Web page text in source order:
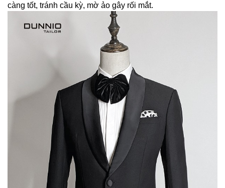
càng tốt, tránh cầu kỳ, mờ ảo gây rối mắt.